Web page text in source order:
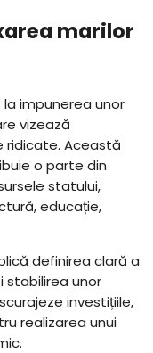
marilor
impunerea unor
vizează
ridicate. Această
o parte din
statului,
educație,
definirea clară a
stabilirea unor
investițiile,
realizarea unui